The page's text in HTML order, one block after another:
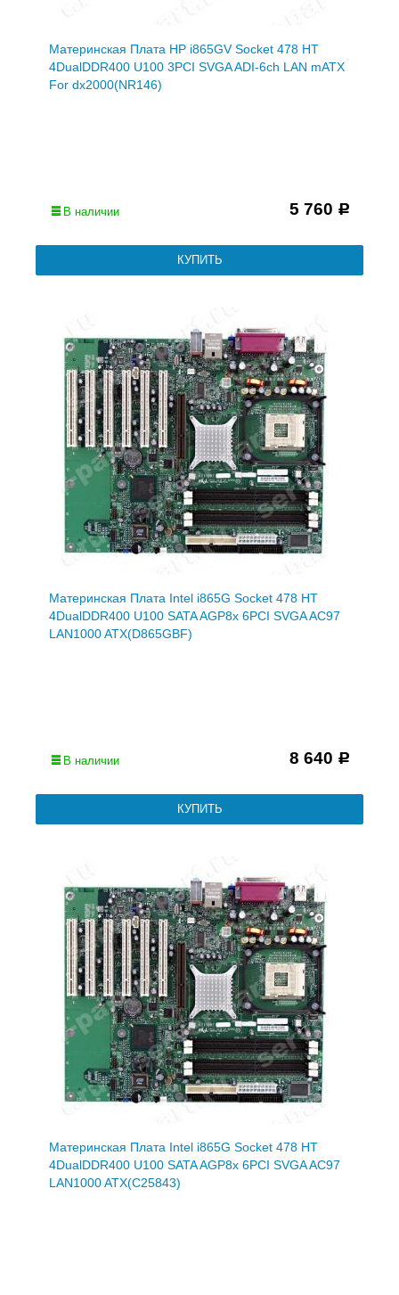
Материнская Плата HP i865GV Socket 478 HT
4DualDDR400 U100 3PCI SVGA ADI-6ch LAN mATX
For dx2000(NR146)
В наличии 5 760 Р
Материнская Плата Intel i865G Socket 478 HT
4DualDDR400 U100 SATA AGP8x 6PCI SVGA AC97
LAN1000 ATX(D865GBF)
В наличии 8 640 Р
Материнская Плата Intel i865G Socket 478 HT
4DualDDR400 U100 SATA AGP8x 6PCI SVGA AC97
LAN1000 ATX(C25843)